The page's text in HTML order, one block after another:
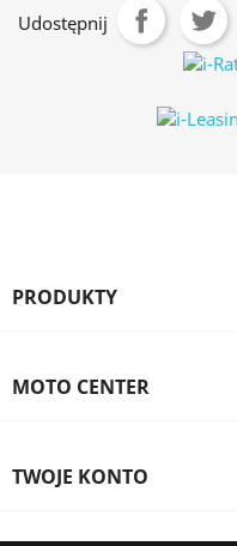
Udostępnij
PRODUKTY
MOTO CENTER
TWOJE KONTO